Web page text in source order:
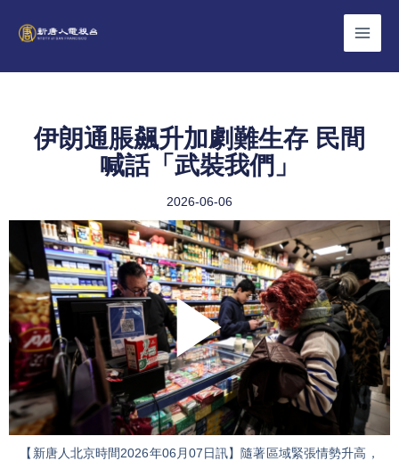
伊朗通脹飆升加劇難生存 民間
喊話「武裝我們」
2026-06-06
Play
Video
【新唐人北京時間2026年06月07日訊】隨著區域緊張情勢升高，